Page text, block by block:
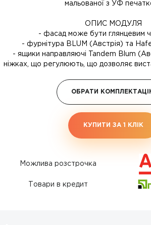
мальованої з УФ
ОПИС МОДУЛЯ
- фасад може бути глянцевим
- фурнітура BLUM (Австрія) та
- ящики направляючі Tandem Blum
ніжках, що регулюють, що дозволяє
ОБРАТИ
КУПИТИ ЗА 1 КЛIК
Можлива розстрочка
Товари в кредит